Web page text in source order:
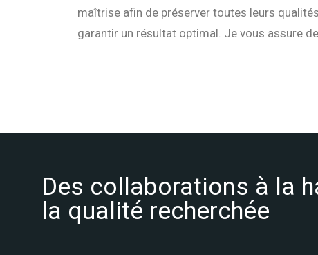
maîtrise afin de préserver toutes leurs
garantir un résultat optimal. Je vous assure
Des collaborations à la
la qualité recherchée